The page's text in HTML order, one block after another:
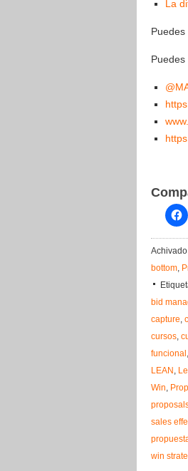
La
bottom,
bid
capture,
cursos,
funcional ,
LEAN ,
Win,
sales
win